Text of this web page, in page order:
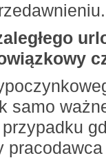
samo